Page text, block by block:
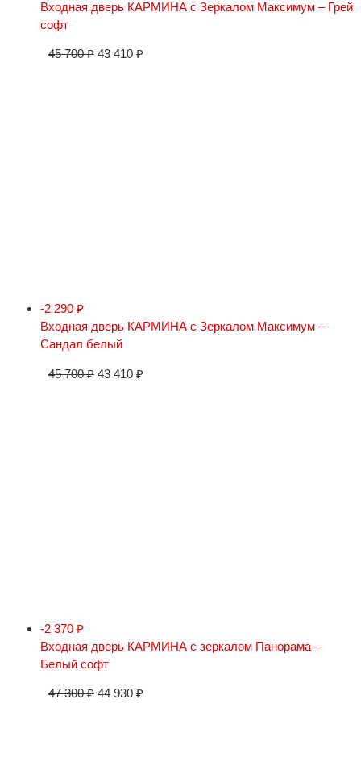
Входная дверь КАРМИНА с Зеркалом Максимум – Грей
софт
45 700₽ 43 410 ₽
-2 290 ₽
Входная дверь КАРМИНА с Зеркалом Максимум –
Сандал белый
45 700₽ 43 410 ₽
-2 370 ₽
Входная дверь КАРМИНА с зеркалом Панорама –
Белый софт
47 300₽ 44 930 ₽